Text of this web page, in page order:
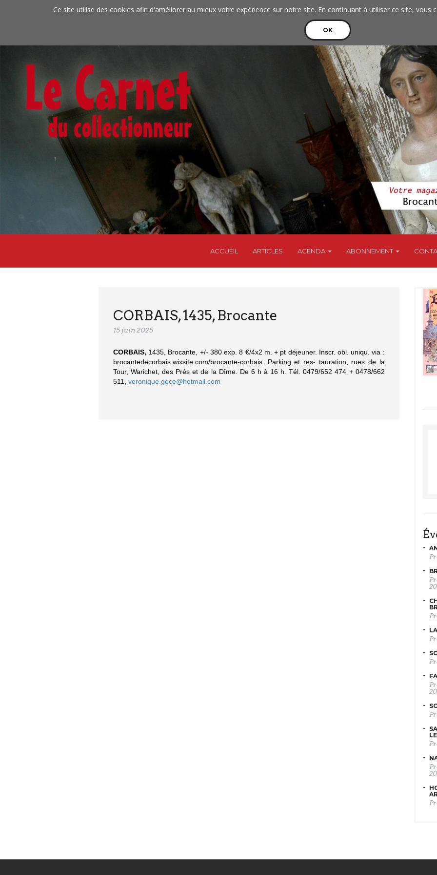
Ce site utilise des cookies afin d'améliorer au mieux votre expérience sur notre site. En continuant à utiliser ce site,
OK
ACCUEIL ARTICLES AGENDA ABONNEMENT
CORBAIS, 1435, Brocante
15 juin 2025
CORBAIS, 1435, Brocante, +/- 380 exp. 8 €/4x2 m. + pt déjeuner. Inscr. obl. uniqu. via :
brocantedecorbais.wixsite.com/brocante-corbais. Parking et res- tauration, rues de la
Tour, Warichet, des Prés et de la Dîme. De 6 h à 16 h. Tél. 0479/652 474 + 0478/662
511, veronique.gece@hotmail.com